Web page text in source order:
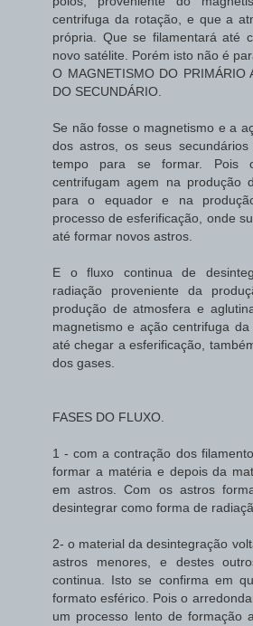
centrifuga da rotação, e que a
própria. Que se filamentará até
novo satélite. Porém isto não é
O MAGNETISMO DO PRIMÁRIO
DO SECUNDÁRIO.
Se não fosse o magnetismo e a
dos astros, os seus
tempo para se formar. Pois
centrifugam agem na produção
para o equador e na
processo de esferificação, onde
até formar novos astros.
E o fluxo continua de
radiação proveniente da
produção de atmosfera e
magnetismo e ação centrifuga
até chegar a esferificação,
dos gases.
FASES DO FLUXO.
1 - com a contração dos
formar a matéria e depois da
em astros. Com os astros
desintegrar como forma de
2- o material da desintegração
astros menores, e destes
continua. Isto se confirma em
formato esférico. Pois o
um processo lento de formação